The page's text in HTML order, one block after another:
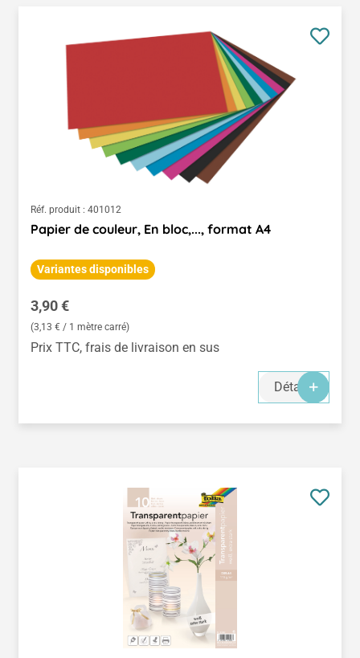
Réf. produit : 401012
Papier de couleur, En bloc,..., format A4
Variantes disponibles
Prix régulier :
3,90 €
(3,13 € / 1 mètre carré)
Prix TTC, frais de livraison en sus
Détails